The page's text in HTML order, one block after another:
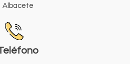
Albacete